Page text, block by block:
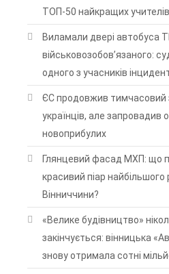
ТОП-50 найкращих
Виламали двері автобуса
військовозобов’язаного:
одного з учасників
ЄС продовжив тимчасовий
українців, але
новоприбулих
Глянцевий фасад МХП: що
красивий піар
Вінниччини?
«Велике будівництво»
закінчується: вінницька
знову отримала сотні